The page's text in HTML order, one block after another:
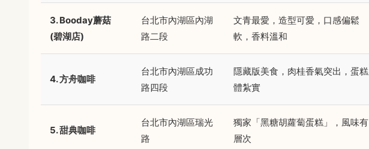
3. Booday蘑菇
(碧湖店)
台北市內湖區內湖
路二段
文青最愛，造型可愛，口感偏鬆
軟，香料溫和
4. 方舟咖啡
台北市內湖區成功
路四段
隱藏版美食，肉桂香氣突出，蛋糕
體紮實
5. 甜典咖啡
台北市內湖區瑞光
路
獨家「黑糖胡蘿蔔蛋糕」，風味有
層次